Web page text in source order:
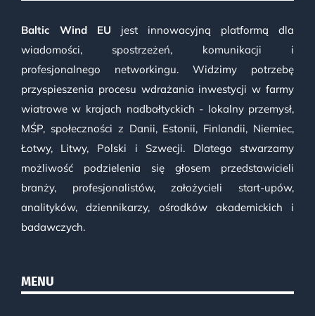
Baltic Wind EU jest innowacyjną platformą dla
wiadomości, spostrzeżeń, komunikacji i
profesjonalnego networkingu. Widzimy potrzebę
przyspieszenia procesu wdrażania inwestycji w farmy
wiatrowe w krajach nadbałtyckich - lokalny przemysł,
MŚP, społeczności z Danii, Estonii, Finlandii, Niemiec,
Łotwy, Litwy, Polski i Szwecji. Dlatego stwarzamy
możliwość podzielenia się głosem przedstawicieli
branży, profesjonalistów, założycieli start-upów,
analityków, dziennikarzy, ośrodków akademickich i
badawczych.
MENU